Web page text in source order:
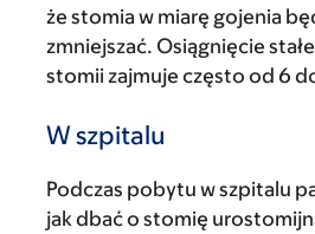
że stomia w miarę gojenia
zmniejszać. Osiągnięcie
stomii zajmuje często od 6
W szpitalu
Podczas pobytu w szpitalu
jak dbać o stomię